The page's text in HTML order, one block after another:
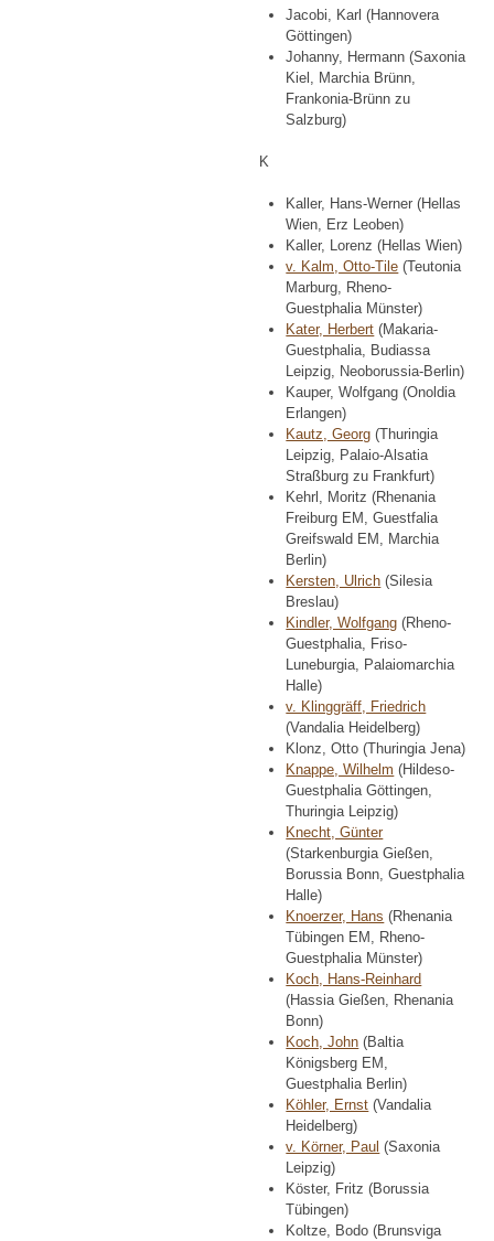
Jacobi, Karl (Hannovera
Göttingen)
Johanny, Hermann (Saxonia
Kiel, Marchia Brünn,
Frankonia-Brünn zu
Salzburg)
K
Kaller, Hans-Werner (Hellas
Wien, Erz Leoben)
Kaller, Lorenz (Hellas Wien)
v. Kalm, Otto-Tile (Teutonia
Marburg, Rheno-
Guestphalia Münster)
Kater, Herbert (Makaria-
Guestphalia, Budiassa
Leipzig, Neoborussia-Berlin)
Kauper, Wolfgang (Onoldia
Erlangen)
Kautz, Georg (Thuringia
Leipzig, Palaio-Alsatia
Straßburg zu Frankfurt)
Kehrl, Moritz (Rhenania
Freiburg EM, Guestfalia
Greifswald EM, Marchia
Berlin)
Kersten, Ulrich (Silesia
Breslau)
Kindler, Wolfgang (Rheno-
Guestphalia, Friso-
Luneburgia, Palaiomarchia
Halle)
v. Klinggräff, Friedrich
(Vandalia Heidelberg)
Klonz, Otto (Thuringia Jena)
Knappe, Wilhelm (Hildeso-
Guestphalia Göttingen,
Thuringia Leipzig)
Knecht, Günter
(Starkenburgia Gießen,
Borussia Bonn, Guestphalia
Halle)
Knoerzer, Hans (Rhenania
Tübingen EM, Rheno-
Guestphalia Münster)
Koch, Hans-Reinhard
(Hassia Gießen, Rhenania
Bonn)
Koch, John (Baltia
Königsberg EM,
Guestphalia Berlin)
Köhler, Ernst (Vandalia
Heidelberg)
v. Körner, Paul (Saxonia
Leipzig)
Köster, Fritz (Borussia
Tübingen)
Koltze, Bodo (Brunsviga